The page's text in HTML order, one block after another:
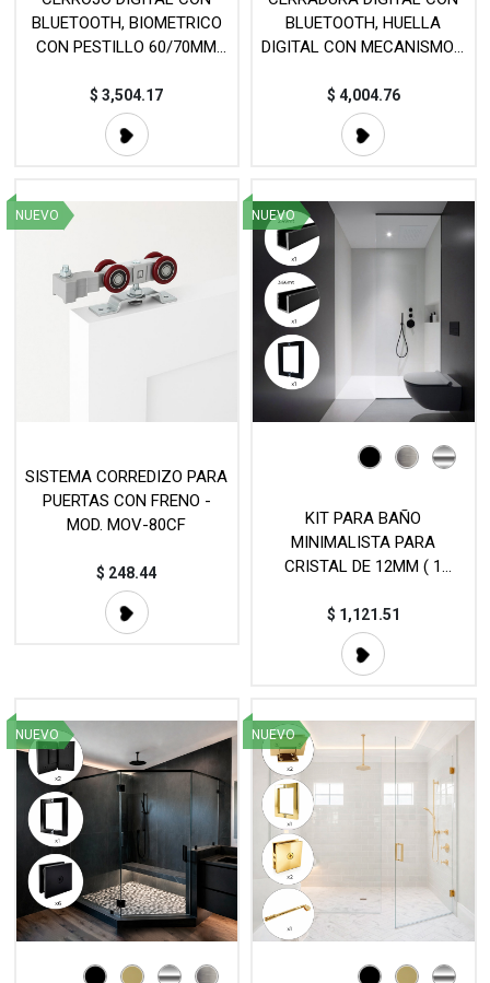
BLUETOOTH, BIOMETRICO
CON PESTILLO 60/70MM
$3,504.17
BLUETOOTH, HUELLA
DIGITAL CON MECANISMO -
$ 4,004.76
NUEVO
SISTEMA CORREDIZO PARA
PUERTAS CON FRENO -
MOD. MOV-80CF
$ 248.44
NUEVO
KIT PARA BAÑO
MINIMALISTA PARA
CRISTAL DE 12MM ( 1
1 CANAL U JK004144
- MOD. KIT5
$ 1,121.51
NUEVO NUEVO